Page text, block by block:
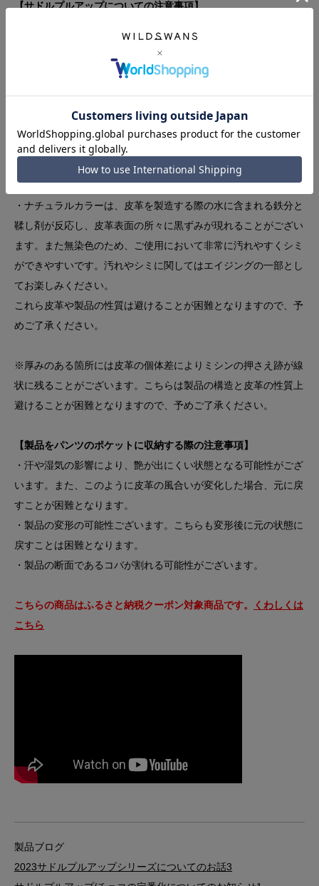
【サドルプルアップについての注意事項】
り顕著に現れる可能性があるため、コバ部分を過度に変形させな
いようご注意ください。
・他の素材に比べて、パーツが密着する箇所にパーツやステッチ
の跡が残ることがあります。
・ナチュラルカラーは、皮革を製造する際の水に含まれる鉄分と
鞣し剤が反応し、皮革表面の所々に黒ずみが現れることがござい
ます。また無染色のため、ご使用において非常に汚れやすくシミ
ができやすいです。汚れやシミに関してはエイジングの一部とし
てお楽しみください。
これら皮革や製品の性質は避けることが困難となりますので、予
めご了承ください。
※厚みのある箇所には皮革の個体差によりミシンの押さえ跡が線
状に残ることがございます。こちらは製品の構造と皮革の性質上
避けることが困難となりますので、予めご了承ください。
【製品をパンツのポケットに収納する際の注意事項】
・汗や湿気の影響により、艶が出にくい状態となる可能性がござ
います。また、このように皮革の風合いが変化した場合、元に戻
すことが困難となります。
・製品の変形の可能性ございます。こちらも変形後に元の状態に
戻すことは困難となります。
・製品の断面であるコバが割れる可能性がございます。
こちらの商品はふるさと納税クーポン対象商品です。
くわしくは
こちら
製品ブログ
2023サドルプルアップシリーズについてのお話3